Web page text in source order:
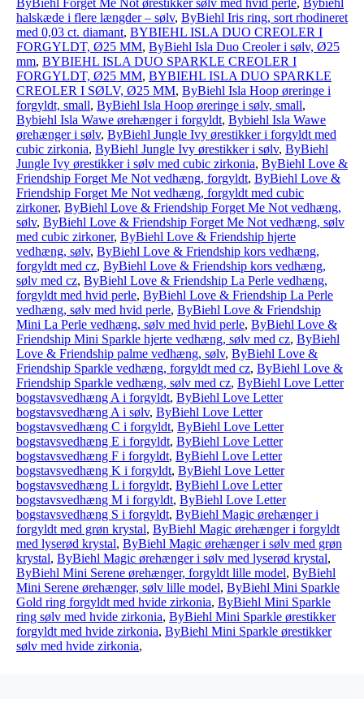
ByBiehl Forget Me Not ørestikker sølv med hvid perle, Bybiehl
halskæde i flere længder – sølv, ByBiehl Iris ring, sort rhodineret
med 0,03 ct. diamant, BYBIEHL ISLA DUO CREOLER I
FORGYLDT, Ø25 MM, ByBiehl Isla Duo Creoler i sølv, Ø25
mm, BYBIEHL ISLA DUO SPARKLE CREOLER I
FORGYLDT, Ø25 MM, BYBIEHL ISLA DUO SPARKLE
CREOLER I SØLV, Ø25 MM, ByBiehl Isla Hoop øreringe i
forgyldt, small, ByBiehl Isla Hoop øreringe i sølv, small,
Bybiehl Isla Wawe ørehænger i forgyldt, Bybiehl Isla Wawe
ørehænger i sølv, ByBiehl Jungle Ivy ørestikker i forgyldt med
cubic zirkonia, ByBiehl Jungle Ivy ørestikker i sølv, ByBiehl
Jungle Ivy ørestikker i sølv med cubic zirkonia, ByBiehl Love &
Friendship Forget Me Not vedhæng, forgyldt, ByBiehl Love &
Friendship Forget Me Not vedhæng, forgyldt med cubic
zirkoner, ByBiehl Love & Friendship Forget Me Not vedhæng,
sølv, ByBiehl Love & Friendship Forget Me Not vedhæng, sølv
med cubic zirkoner, ByBiehl Love & Friendship hjerte
vedhæng, sølv, ByBiehl Love & Friendship kors vedhæng,
forgyldt med cz, ByBiehl Love & Friendship kors vedhæng,
sølv med cz, ByBiehl Love & Friendship La Perle vedhæng,
forgyldt med hvid perle, ByBiehl Love & Friendship La Perle
vedhæng, sølv med hvid perle, ByBiehl Love & Friendship
Mini La Perle vedhæng, sølv med hvid perle, ByBiehl Love &
Friendship Mini Sparkle hjerte vedhæng, sølv med cz, ByBiehl
Love & Friendship palme vedhæng, sølv, ByBiehl Love &
Friendship Sparkle vedhæng, forgyldt med cz, ByBiehl Love &
Friendship Sparkle vedhæng, sølv med cz, ByBiehl Love Letter
bogstavsvedhæng A i forgyldt, ByBiehl Love Letter
bogstavsvedhæng A i sølv, ByBiehl Love Letter
bogstavsvedhæng C i forgyldt, ByBiehl Love Letter
bogstavsvedhæng E i forgyldt, ByBiehl Love Letter
bogstavsvedhæng F i forgyldt, ByBiehl Love Letter
bogstavsvedhæng K i forgyldt, ByBiehl Love Letter
bogstavsvedhæng L i forgyldt, ByBiehl Love Letter
bogstavsvedhæng M i forgyldt, ByBiehl Love Letter
bogstavsvedhæng S i forgyldt, ByBiehl Magic ørehænger i
forgyldt med grøn krystal, ByBiehl Magic ørehænger i forgyldt
med lyserød krystal, ByBiehl Magic ørehænger i sølv med grøn
krystal, ByBiehl Magic ørehænger i sølv med lyserød krystal,
ByBiehl Mini Serene ørehænger, forgyldt lille model, ByBiehl
Mini Serene ørehænger, sølv lille model, ByBiehl Mini Sparkle
Gold ring forgyldt med hvide zirkonia, ByBiehl Mini Sparkle
ring sølv med hvide zirkonia, ByBiehl Mini Sparkle ørestikker
forgyldt med hvide zirkonia, ByBiehl Mini Sparkle ørestikker
sølv med hvide zirkonia,